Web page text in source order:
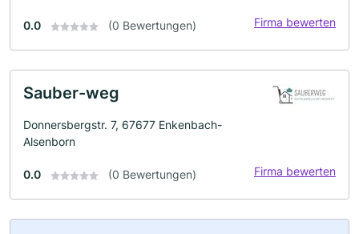
0.0 (0 Bewertungen) Firma bewerten
Sauber-weg
Donnersbergstr. 7, 67677 Enkenbach-
Alsenborn
0.0 (0 Bewertungen) Firma bewerten